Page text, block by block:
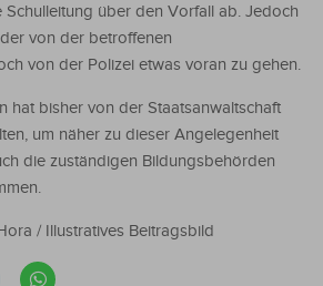
Schulleitung über den Vorfall ab. Jedoch
von der betroffenen
von der Polizei etwas voran zu gehen.
hat bisher von der Staatsanwaltschaft
um näher zu dieser Angelegenheit
die zuständigen Bildungsbehörden
/ Illustratives Beitragsbild